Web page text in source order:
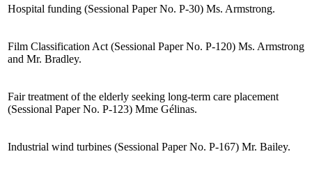
Hospital funding (Sessional Paper No. P-30) Ms. Armstrong.
Film Classification Act (Sessional Paper No. P-120) Ms. Armstrong
and Mr. Bradley.
Fair treatment of the elderly seeking long-term care placement
(Sessional Paper No. P-123) Mme Gélinas.
Industrial wind turbines (Sessional Paper No. P-167) Mr. Bailey.